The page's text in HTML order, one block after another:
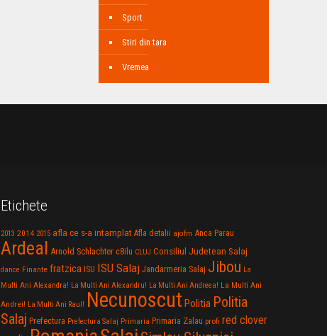
Sport
Stiri din tara
Vremea
Etichete
2013 2014 2015 afla ce s-a intamplat Afla detalii ajofm Anca Parau
Ardeal Arnold Schlachter c8ilu CLUJ Consiliul Judetean Salaj
dance Finante fratzica ISU ISU Salaj Jandarmeria Salaj Jibou La
Multi Ani Alexandra! La Multi Ani Alexandru! La Multi Ani Andreea! La Multi Ani
Andrei! La Multi Ani Raul! Necunoscut Politia Politia
Salaj Prefectura Prefectura Salaj Primaria Primaria Zalau profi red clover